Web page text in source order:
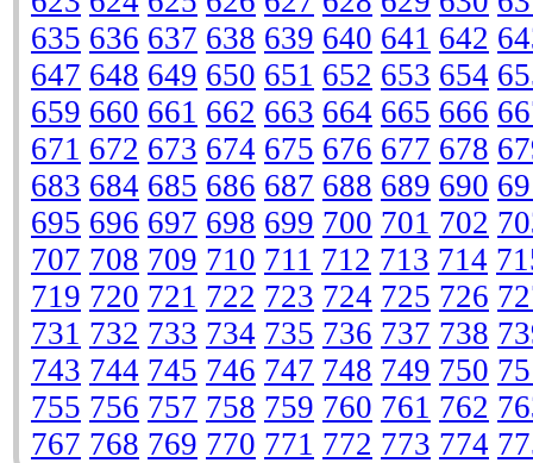
635 636 637 638 639 640 641 642
647 648 649 650 651 652 653 654
659 660 661 662 663 664 665 666
671 672 673 674 675 676 677 678
683 684 685 686 687 688 689 690
695 696 697 698 699 700 701 702
707 708 709 710 711 712 713 714
719 720 721 722 723 724 725 726
731 732 733 734 735 736 737 738
743 744 745 746 747 748 749 750
755 756 757 758 759 760 761 762
767 768 769 770 771 772 773 774